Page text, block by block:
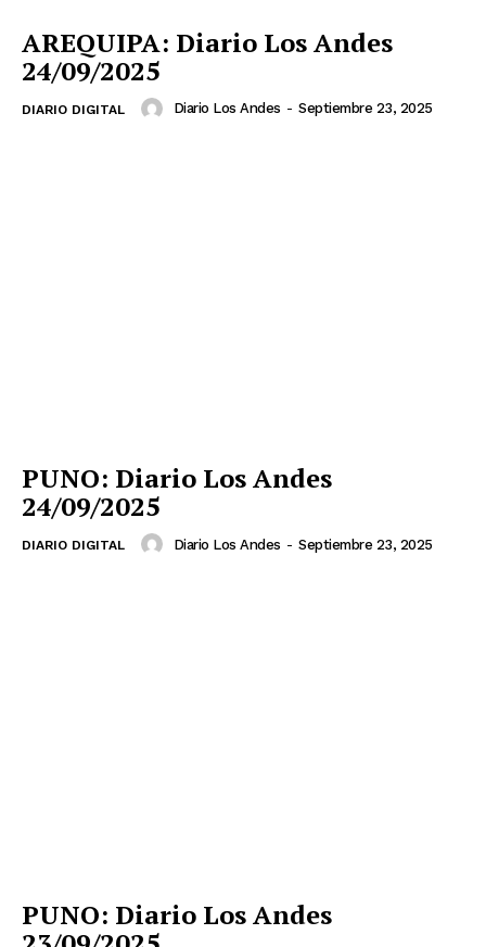
AREQUIPA: Diario Los Andes
24/09/2025
DIARIO DIGITAL Diario Los Andes - Septiembre 23, 2025
PUNO: Diario Los Andes
24/09/2025
DIARIO DIGITAL Diario Los Andes - Septiembre 23, 2025
PUNO: Diario Los Andes